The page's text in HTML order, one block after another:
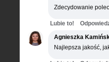
Zdecydowanie
Lubie to!
Agnieszka
Najlepsza jakość,